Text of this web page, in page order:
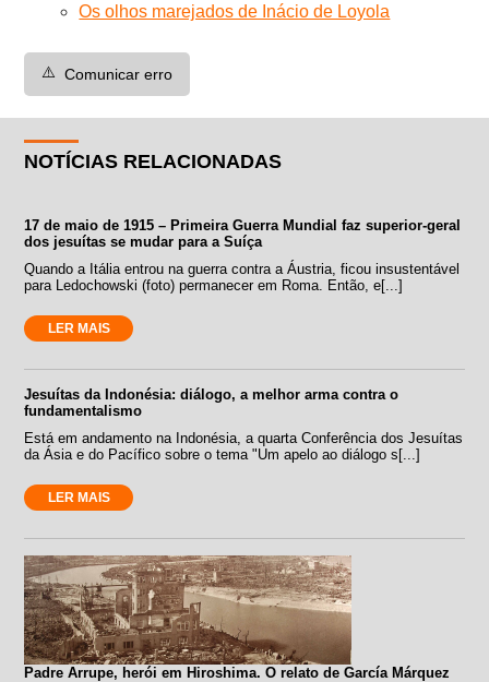
Os olhos marejados de Inácio de Loyola
⚠️ Comunicar erro
NOTÍCIAS RELACIONADAS
17 de maio de 1915 – Primeira Guerra Mundial faz superior-geral
dos jesuítas se mudar para a Suíça
Quando a Itália entrou na guerra contra a Áustria, ficou insustentável
para Ledochowski (foto) permanecer em Roma. Então, e[...]
LER MAIS
Jesuítas da Indonésia: diálogo, a melhor arma contra o
fundamentalismo
Está em andamento na Indonésia, a quarta Conferência dos Jesuítas
da Ásia e do Pacífico sobre o tema "Um apelo ao diálogo s[...]
LER MAIS
Padre Arrupe, herói em Hiroshima. O relato de García Márquez